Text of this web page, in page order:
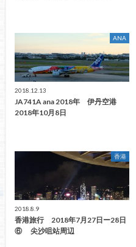
ANA
2018.12.13
JA741A ana 2018年 伊丹空港
2018年10月8日
香港
2018.8.9
香港旅行 2018年7月27日ー28日
⑥ 尖沙咀站周辺